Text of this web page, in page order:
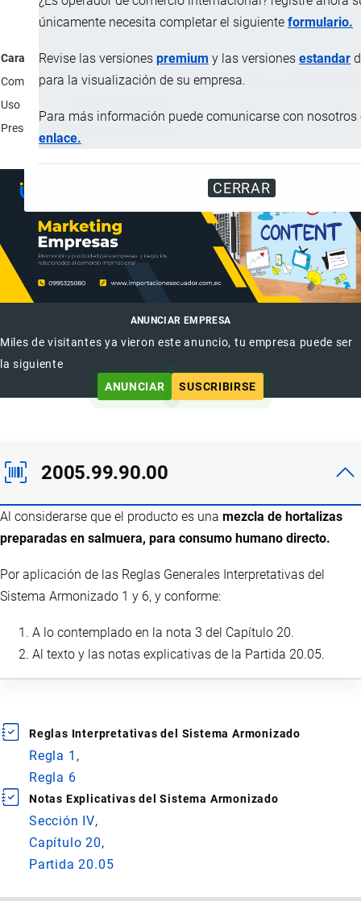
únicamente necesita completar el siguiente formulario.
Revise las versiones premium y las versiones estandar
para la visualización de su empresa.
Para más información puede comunicarse con nosotros
enlace.
CERRAR
Característica
Composición
Pimiento morrón (rojo y verde): 54%; Agua: 33%; Cebolla
Uso
Presentación
ANUNCIAR EMPRESA
Miles de visitantes ya vieron este anuncio, tu empresa puede ser
la siguiente
ANUNCIAR
SUSCRIBIRSE
2005.99.90.00
Al considerarse que el producto es una mezcla de hortalizas
preparadas en salmuera, para consumo humano directo.
Por aplicación de las Reglas Generales Interpretativas del
Sistema Armonizado 1 y 6, y conforme:
A lo contemplado en la nota 3 del Capítulo 20.
Al texto y las notas explicativas de la Partida 20.05.
Reglas Interpretativas del Sistema Armonizado
Regla 1
Regla 6
Notas Explicativas del Sistema Armonizado
Sección IV
Capítulo 20
Partida 20.05